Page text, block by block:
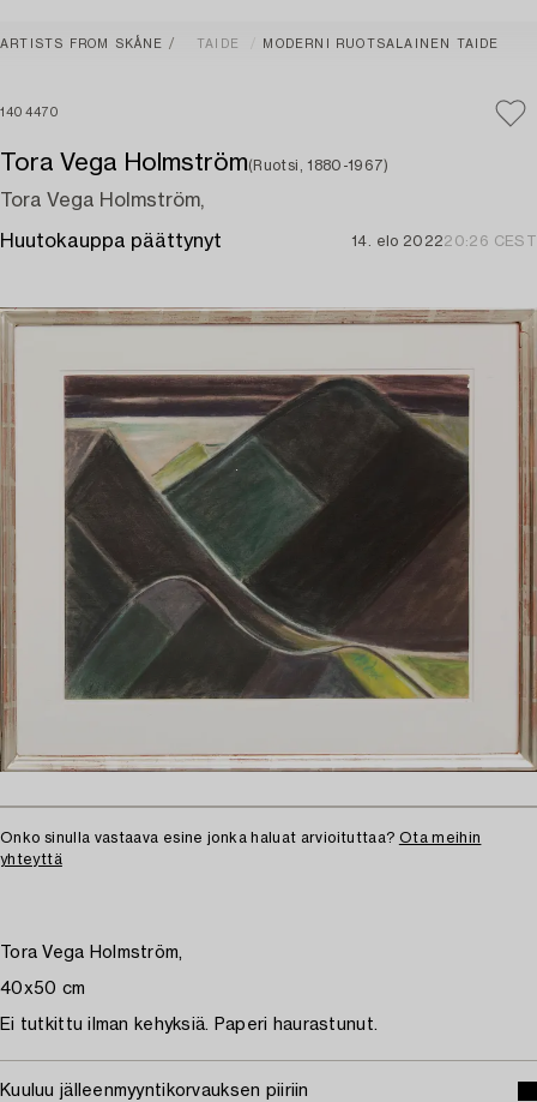
ARTISTS FROM SKÅNE TAIDE MODERNI RUOTSALAINEN TAIDE
1404470
Tora Vega Holmström(Ruotsi, 1880-1967)
Tora Vega Holmström,
Huutokauppa päättynyt 14. elo 202220:26 CEST
Onko sinulla vastaava esine jonka haluat arvioituttaa? Ota meihin
yhteyttä
Tora Vega Holmström,
40x50 cm
Ei tutkittu ilman kehyksiä. Paperi haurastunut.
Kuuluu jälleenmyyntikorvauksen piiriin